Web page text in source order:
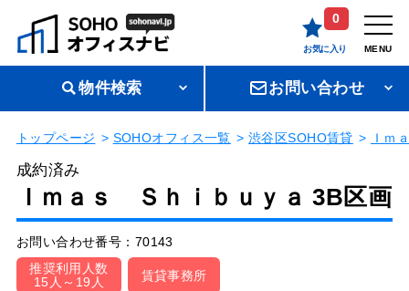
0
お気に入り MENU
物件検索 お問い合わせ
トップページ SOHOオフィス一覧 渋谷区SOHO賃貸 Ｉｍ
成約済み
Ｉｍａｓ Ｓｈｉｂｕｙａ 3B区画
お問い合わせ番号：70143
推奨利用人数
15人～19人
賃貸事務所